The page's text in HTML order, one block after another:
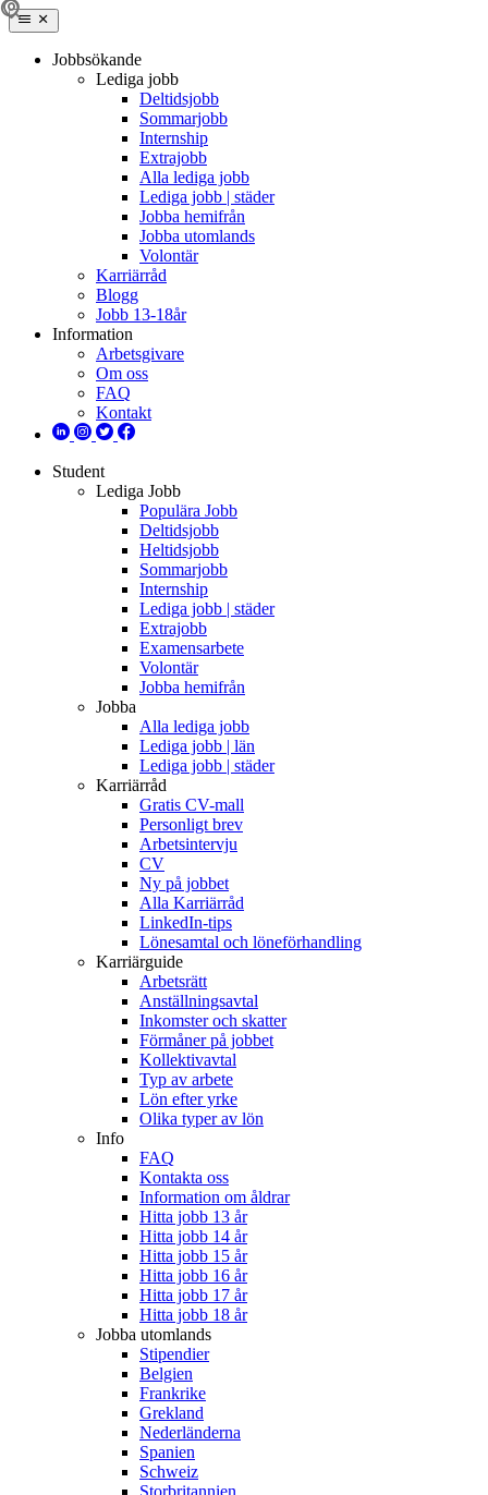
Jobbsökande
Lediga jobb
Deltidsjobb
Sommarjobb
Internship
Extrajobb
Alla lediga jobb
Lediga jobb | städer
Jobba hemifrån
Jobba utomlands
Volontär
Karriärråd
Blogg
Jobb 13-18år
Information
Arbetsgivare
Om oss
FAQ
Kontakt
Student
Lediga Jobb
Populära Jobb
Deltidsjobb
Heltidsjobb
Sommarjobb
Internship
Lediga jobb | städer
Extrajobb
Examensarbete
Volontär
Jobba hemifrån
Jobba
Alla lediga jobb
Lediga jobb | län
Lediga jobb | städer
Karriärråd
Gratis CV-mall
Personligt brev
Arbetsintervju
CV
Ny på jobbet
Alla Karriärråd
LinkedIn-tips
Lönesamtal och löneförhandling
Karriärguide
Arbetsrätt
Anställningsavtal
Inkomster och skatter
Förmåner på jobbet
Kollektivavtal
Typ av arbete
Lön efter yrke
Olika typer av lön
Info
FAQ
Kontakta oss
Information om åldrar
Hitta jobb 13 år
Hitta jobb 14 år
Hitta jobb 15 år
Hitta jobb 16 år
Hitta jobb 17 år
Hitta jobb 18 år
Jobba utomlands
Stipendier
Belgien
Frankrike
Grekland
Nederländerna
Spanien
Schweiz
Storbritannien